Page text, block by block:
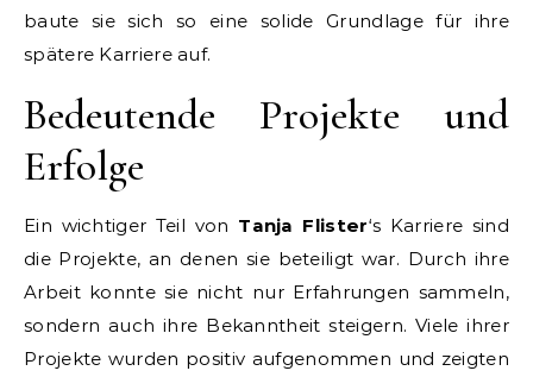
baute sie sich so eine solide Grundlage für ihre
spätere Karriere auf.
Bedeutende Projekte und
Erfolge
Ein wichtiger Teil von Tanja Flister‘s Karriere sind
die Projekte, an denen sie beteiligt war. Durch ihre
Arbeit konnte sie nicht nur Erfahrungen sammeln,
sondern auch ihre Bekanntheit steigern. Viele ihrer
Projekte wurden positiv aufgenommen und zeigten